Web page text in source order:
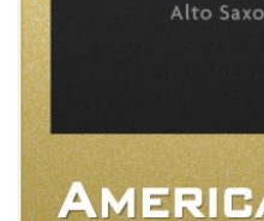
Merken